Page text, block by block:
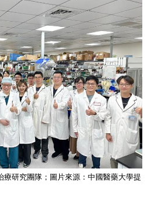
研究團隊；圖片來源：中國醫藥大學提